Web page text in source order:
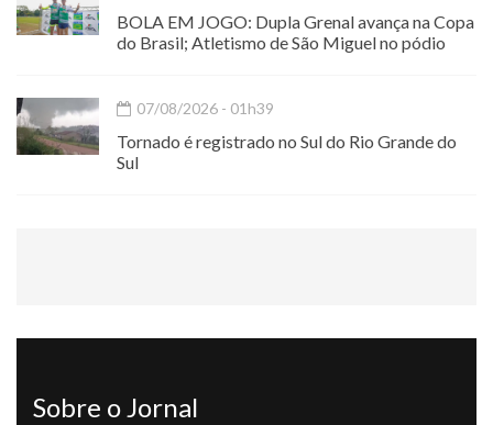
BOLA EM JOGO: Dupla Grenal avança na Copa
do Brasil; Atletismo de São Miguel no pódio
07/08/2026 - 01h39
Tornado é registrado no Sul do Rio Grande do
Sul
Sobre o Jornal